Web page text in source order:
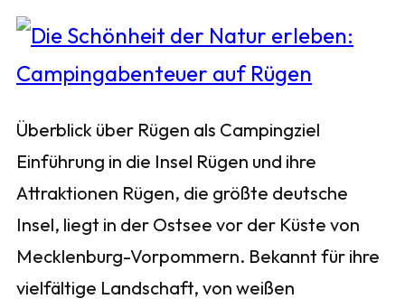
Überblick über Rügen als Campingziel
Einführung in die Insel Rügen und ihre
Attraktionen Rügen, die größte deutsche
Insel, liegt in der Ostsee vor der Küste von
Mecklenburg-Vorpommern. Bekannt für ihre
vielfältige Landschaft, von weißen